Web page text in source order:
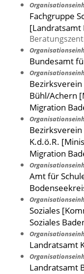
Fachgruppe
[Landratsamt
Bundesamt
Bühl/Achern
Migration
Bezirksverein
K.d.ö.R.
Migration
Amt für
Soziales
Soziales
Landratsamt
Landratsamt